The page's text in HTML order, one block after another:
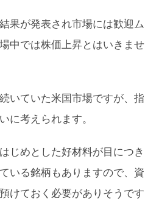
果が発表され市場には歓迎ム
中では株価上昇とはいきませ
いていた米国市場ですが、指
に考えられます。
じめとした好材料が目につき
いる銘柄もありますので、資
けておく必要がありそうです